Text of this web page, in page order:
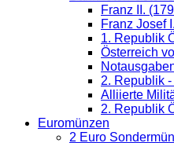
Franz II.
Franz Josef
1. Republik
Österreich
2. Republik
Alliierte
2. Republik
Euromünzen
2 Euro